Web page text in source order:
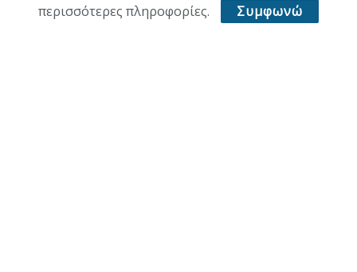
ΥΓΕΙΑπερισσότερες πληροφορίες.
Συμφωνώ